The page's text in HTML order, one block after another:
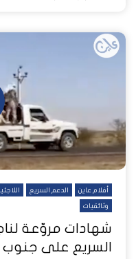
أفلام عاين الدعم السريع
وثائقيات
شهادات مروّعة
السريع على جنوب